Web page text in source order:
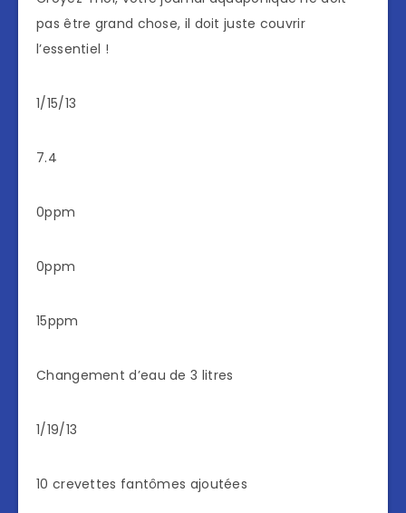
pas être grand chose, il doit juste couvrir
l’essentiel !
1/15/13
7.4
0ppm
0ppm
15ppm
Changement d’eau de 3 litres
1/19/13
10 crevettes fantômes ajoutées